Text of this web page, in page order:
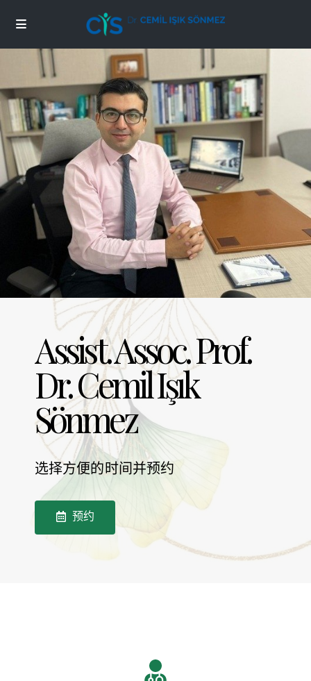
Assist. Assoc. Prof.
Dr. Cemil Işık
Sönmez
选择方便的时间并预约
预约